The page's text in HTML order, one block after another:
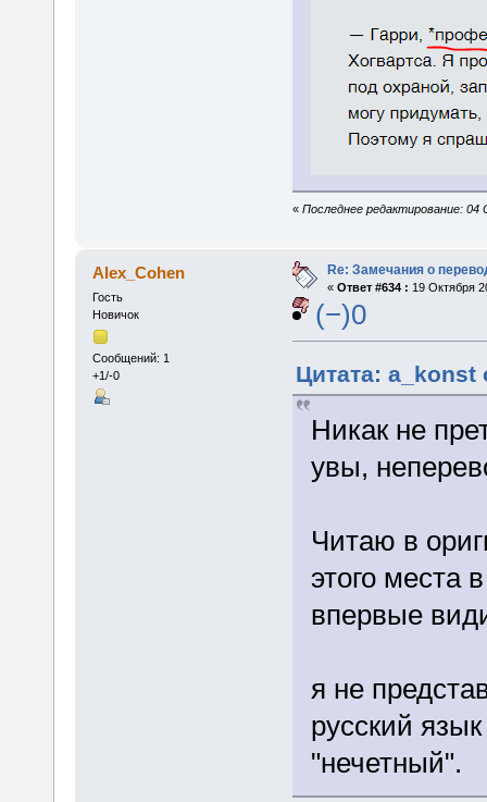
« Последнее редактирование:
Alex_Cohen
Гость
Новичок
Сообщений: 1
+1/-0
Re: Замечания о
« Ответ #634 : 19 Октября
(−)0
Цитата: a_konst
Никак не
увы,
Читаю в
этого места
впервые
я не
русский
"нечетный".